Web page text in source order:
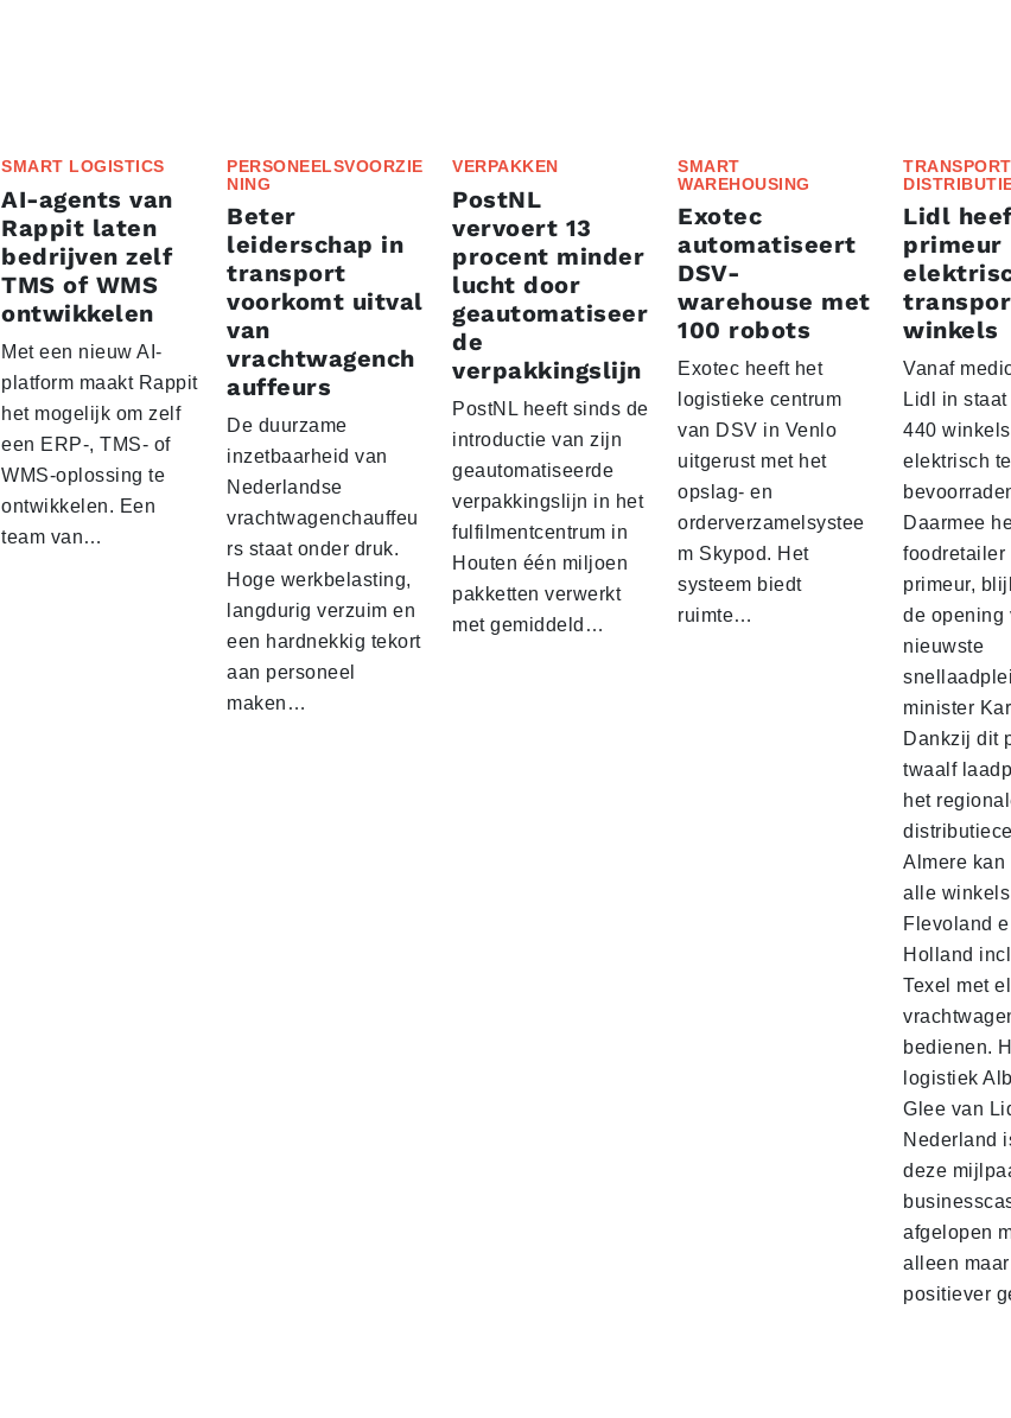
SMART LOGISTICS
AI-agents van
Rappit laten
bedrijven zelf
TMS of WMS
ontwikkelen
Met een nieuw AI-
platform maakt Rappit
het mogelijk om zelf
een ERP-, TMS- of
WMS-oplossing te
ontwikkelen. Een
team van…
PERSONEELSVOORZIE
NING
Beter
leiderschap in
transport
voorkomt uitval
van
vrachtwagench
auffeurs
De duurzame
inzetbaarheid van
Nederlandse
vrachtwagenchauffeu
rs staat onder druk.
Hoge werkbelasting,
langdurig verzuim en
een hardnekkig tekort
aan personeel
maken…
VERPAKKEN
PostNL
vervoert 13
procent minder
lucht door
geautomatiseer
de
verpakkingslijn
PostNL heeft sinds de
introductie van zijn
geautomatiseerde
verpakkingslijn in het
fulfilmentcentrum in
Houten één miljoen
pakketten verwerkt
met gemiddeld…
SMART
WAREHOUSING
Exotec
automatiseert
DSV-
warehouse met
100 robots
Exotec heeft het
logistieke centrum
van DSV in Venlo
uitgerust met het
opslag- en
orderverzamelsystee
m Skypod. Het
systeem biedt
ruimte…
Lidl
primeur
winkels
Vanaf
Lidl in
440 winkels
elektrisch te
Daarmee
foodretailer
primeur,
de opening
nieuwste
minister
Dankzij dit
twaalf
het
Almere
alle
Flevoland
Holland
Texel met
bedienen.
logistiek
Glee van
Nederland
deze
afgelopen
alleen maar
positiever